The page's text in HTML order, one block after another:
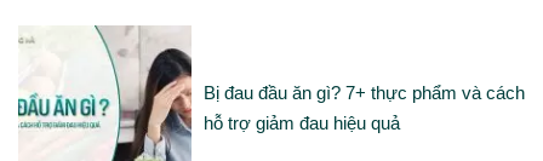
Bị đau đầu ăn gì? 7+ thực phẩm và cách
hỗ trợ giảm đau hiệu quả